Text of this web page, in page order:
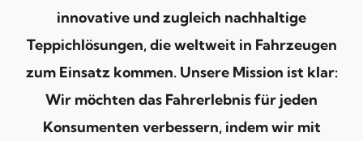
innovative und zugleich nachhaltige
Teppichlösungen, die weltweit in Fahrzeugen
zum Einsatz kommen. Unsere Mission ist klar:
Wir möchten das Fahrerlebnis für jeden
Konsumenten verbessern, indem wir mit